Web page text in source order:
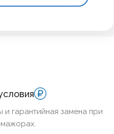
и гарантийная замена при